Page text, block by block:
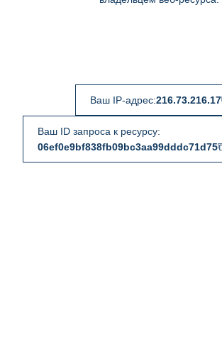
Ваш IP-адрес:216.73.216.17
Ваш ID запроса к ресурсу:
06ef0e9bf838fb09bc3aa99dddc71d75